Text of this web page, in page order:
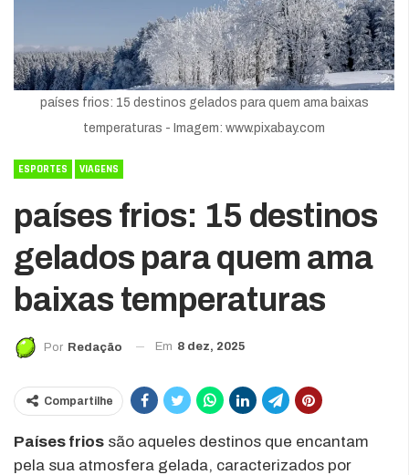
países frios: 15 destinos gelados para quem ama baixas
temperaturas - Imagem: www.pixabay.com
ESPORTES VIAGENS
países frios: 15 destinos
gelados para quem ama
baixas temperaturas
Por Redação Em 8 dez, 2025
Compartilhe
Países frios são aqueles destinos que encantam
pela sua atmosfera gelada, caracterizados por